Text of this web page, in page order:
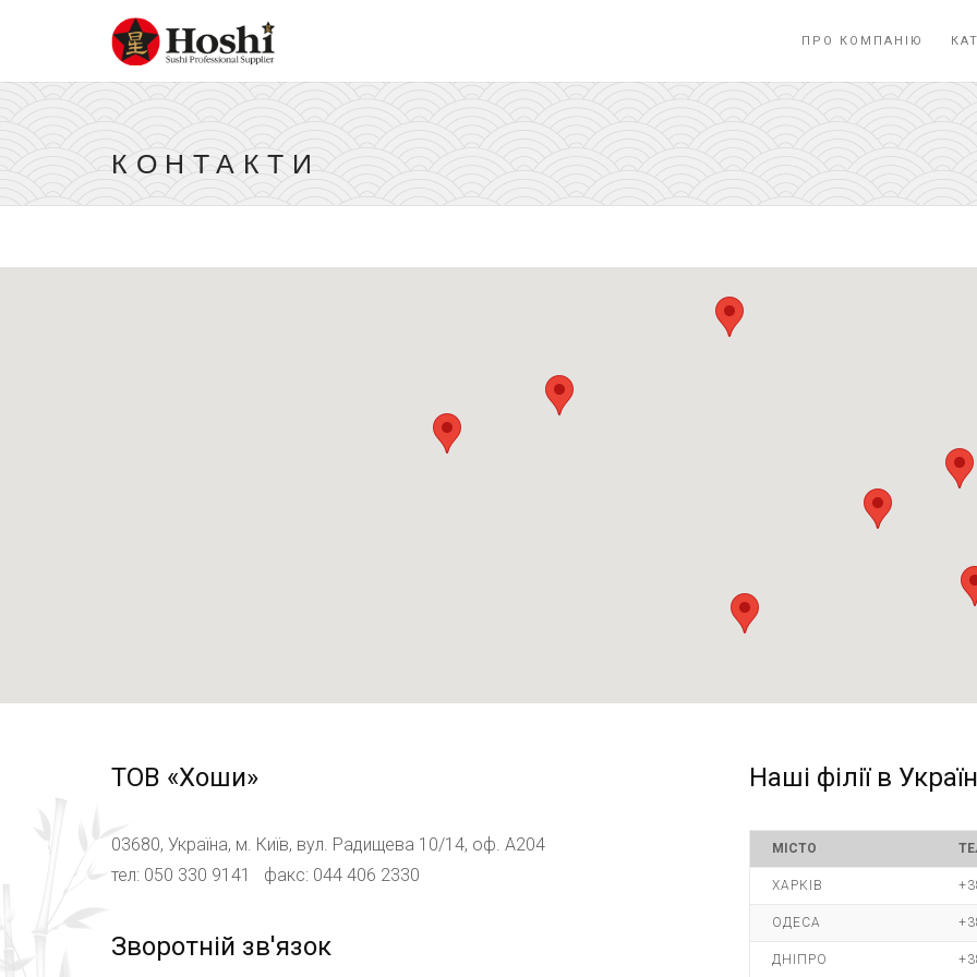
ПРО КОМПАНІЮ
КОНТАКТИ
ТОВ «Хоши»
03680, Україна, м. Київ, вул. Радищева 10/14, оф. А204
тел: 050 330 9141 факс: 044 406 2330
Зворотній зв'язок
Наші філії в
МІСТО
ХАРКІВ
ОДЕСА
ДНІПРО